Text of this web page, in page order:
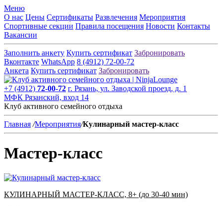
Меню
О нас Цены Сертификаты Развлечения Мероприятия
Спортивные секции Правила посещения Новости Контакты
Вакансии
Заполнить анкету Купить сертификат Забронировать
Вконтакте WhatsApp 8 (4912) 72-00-72
Анкета Купить сертификат Забронировать
+7 (4912) 72-00-72 г. Рязань, ул. Заводской проезд, д. 1
МФК Рязанский, вход 14
Клуб активного семейного отдыха
Главная /Мероприятия/Кулинарный мастер-класс
Мастер-класс
КУЛИНАРНЫЙ МАСТЕР-КЛАСС, 8+ (до 30-40 мин)